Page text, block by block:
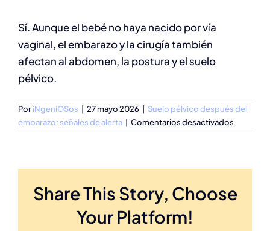
Sí. Aunque el bebé no haya nacido por vía
vaginal, el embarazo y la cirugía también
afectan al abdomen, la postura y el suelo
pélvico.
PoriNgeniOSos 27 mayo 2026
Suelo pélvico después del
embarazo: señales de alerta
Comentarios desactivados
¿También
tenido
Share This Story, Choose
Your Platform!